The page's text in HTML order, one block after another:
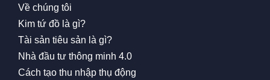
Về chúng tôi
Kim tứ đồ là gì?
Tài sản tiêu sản là gì?
Nhà đầu tư thông minh 4.0
Cách tạo thu nhập thụ động